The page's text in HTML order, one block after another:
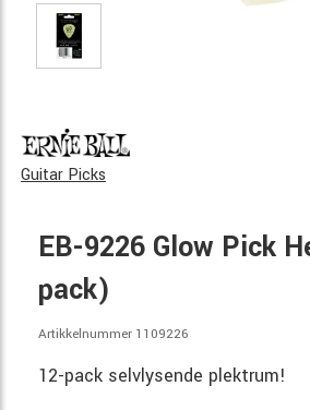
Guitar Picks
EB-9226 Glow Pick
pack)
Artikkelnummer 1109226
12-pack selvlysende plektrum!